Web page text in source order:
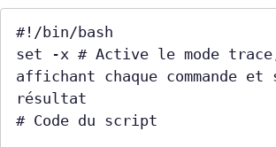
#!/bin/bash
set -x # Active le mode
affichant chaque commande et
résultat
# Code du script